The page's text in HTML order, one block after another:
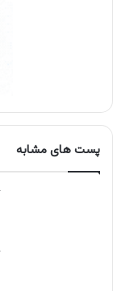
پست های مشابه